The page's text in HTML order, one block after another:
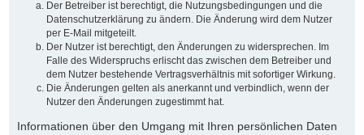
Der Betreiber ist berechtigt, die Nutzungsbedingungen und die
Datenschutzerklärung zu ändern. Die Änderung wird dem Nutzer
per E-Mail mitgeteilt.
Der Nutzer ist berechtigt, den Änderungen zu widersprechen. Im
Falle des Widerspruchs erlischt das zwischen dem Betreiber und
dem Nutzer bestehende Vertragsverhältnis mit sofortiger Wirkung.
Die Änderungen gelten als anerkannt und verbindlich, wenn der
Nutzer den Änderungen zugestimmt hat.
Informationen über den Umgang mit Ihren persönlichen Daten